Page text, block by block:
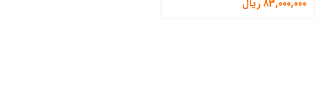
83,000,000ریال